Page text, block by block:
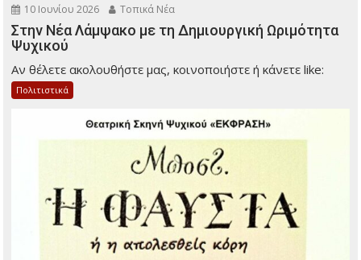
10 Ιουνίου 2026 Τοπικά Νέα
Στην Νέα Λάμψακο με τη Δημιουργική Ωριμότητα
Ψυχικού
Αν θέλετε ακολουθήστε μας, κοινοποιήστε ή κάνετε like:
Πολιτιστικά